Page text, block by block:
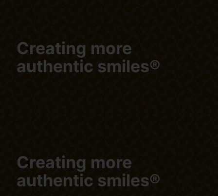
Creating more
authentic smiles®
Creating more
authentic smiles®